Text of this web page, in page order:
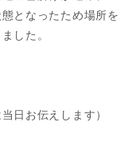
となったため場所を
した。
日お伝えします）